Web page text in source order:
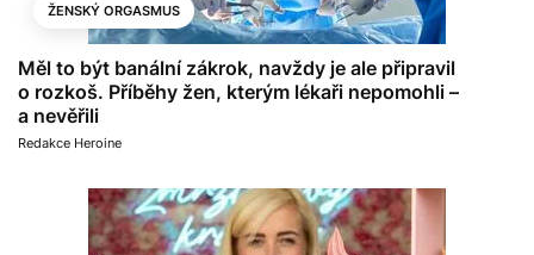
ŽENSKÝ ORGASMUS
Měl to být banální zákrok, navždy je ale připravil
o rozkoš. Příběhy žen, kterým lékaři nepomohli –
a nevěřili
Redakce Heroine